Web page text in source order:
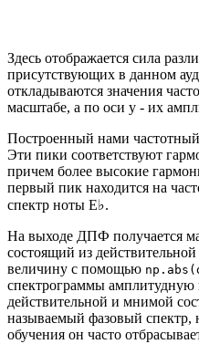
Здесь отображается сила
присутствующих в данном
откладываются значения
масштабе, а по оси y - их
Построенный нами частотный
Эти пики соответствуют
причем более высокие
первый пик находится на
спектр ноты E♭.
На выходе ДПФ получается
состоящий из
величину с помощью
спектрограммы
действительной и мнимой
называемый фазовый
обучения он часто